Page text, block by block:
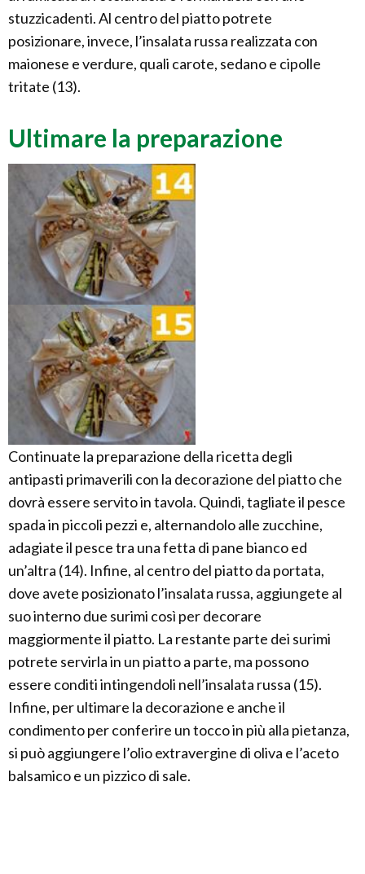
stuzzicadenti. Al centro del piatto potrete
posizionare, invece, l’insalata russa realizzata con
maionese e verdure, quali carote, sedano e cipolle
tritate (13).
Ultimare la preparazione
Continuate la preparazione della ricetta degli
antipasti primaverili con la decorazione del piatto che
dovrà essere servito in tavola. Quindi, tagliate il pesce
spada in piccoli pezzi e, alternandolo alle zucchine,
adagiate il pesce tra una fetta di pane bianco ed
un’altra (14). Infine, al centro del piatto da portata,
dove avete posizionato l’insalata russa, aggiungete al
suo interno due surimi così per decorare
maggiormente il piatto. La restante parte dei surimi
potrete servirla in un piatto a parte, ma possono
essere conditi intingendoli nell’insalata russa (15).
Infine, per ultimare la decorazione e anche il
condimento per conferire un tocco in più alla pietanza,
si può aggiungere l’olio extravergine di oliva e l’aceto
balsamico e un pizzico di sale.